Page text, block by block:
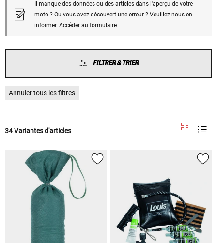
Il manque des données ou des articles dans l'aperçu de votre
moto ? Ou vous avez découvert une erreur ? Veuillez nous en
informer. Accéder au formulaire
FILTRER & TRIER
Annuler tous les filtres
34 Variantes d'articles